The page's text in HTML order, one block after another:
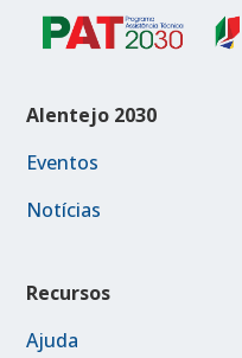
Alentejo 2030
Eventos
Notícias
Recursos
Ajuda